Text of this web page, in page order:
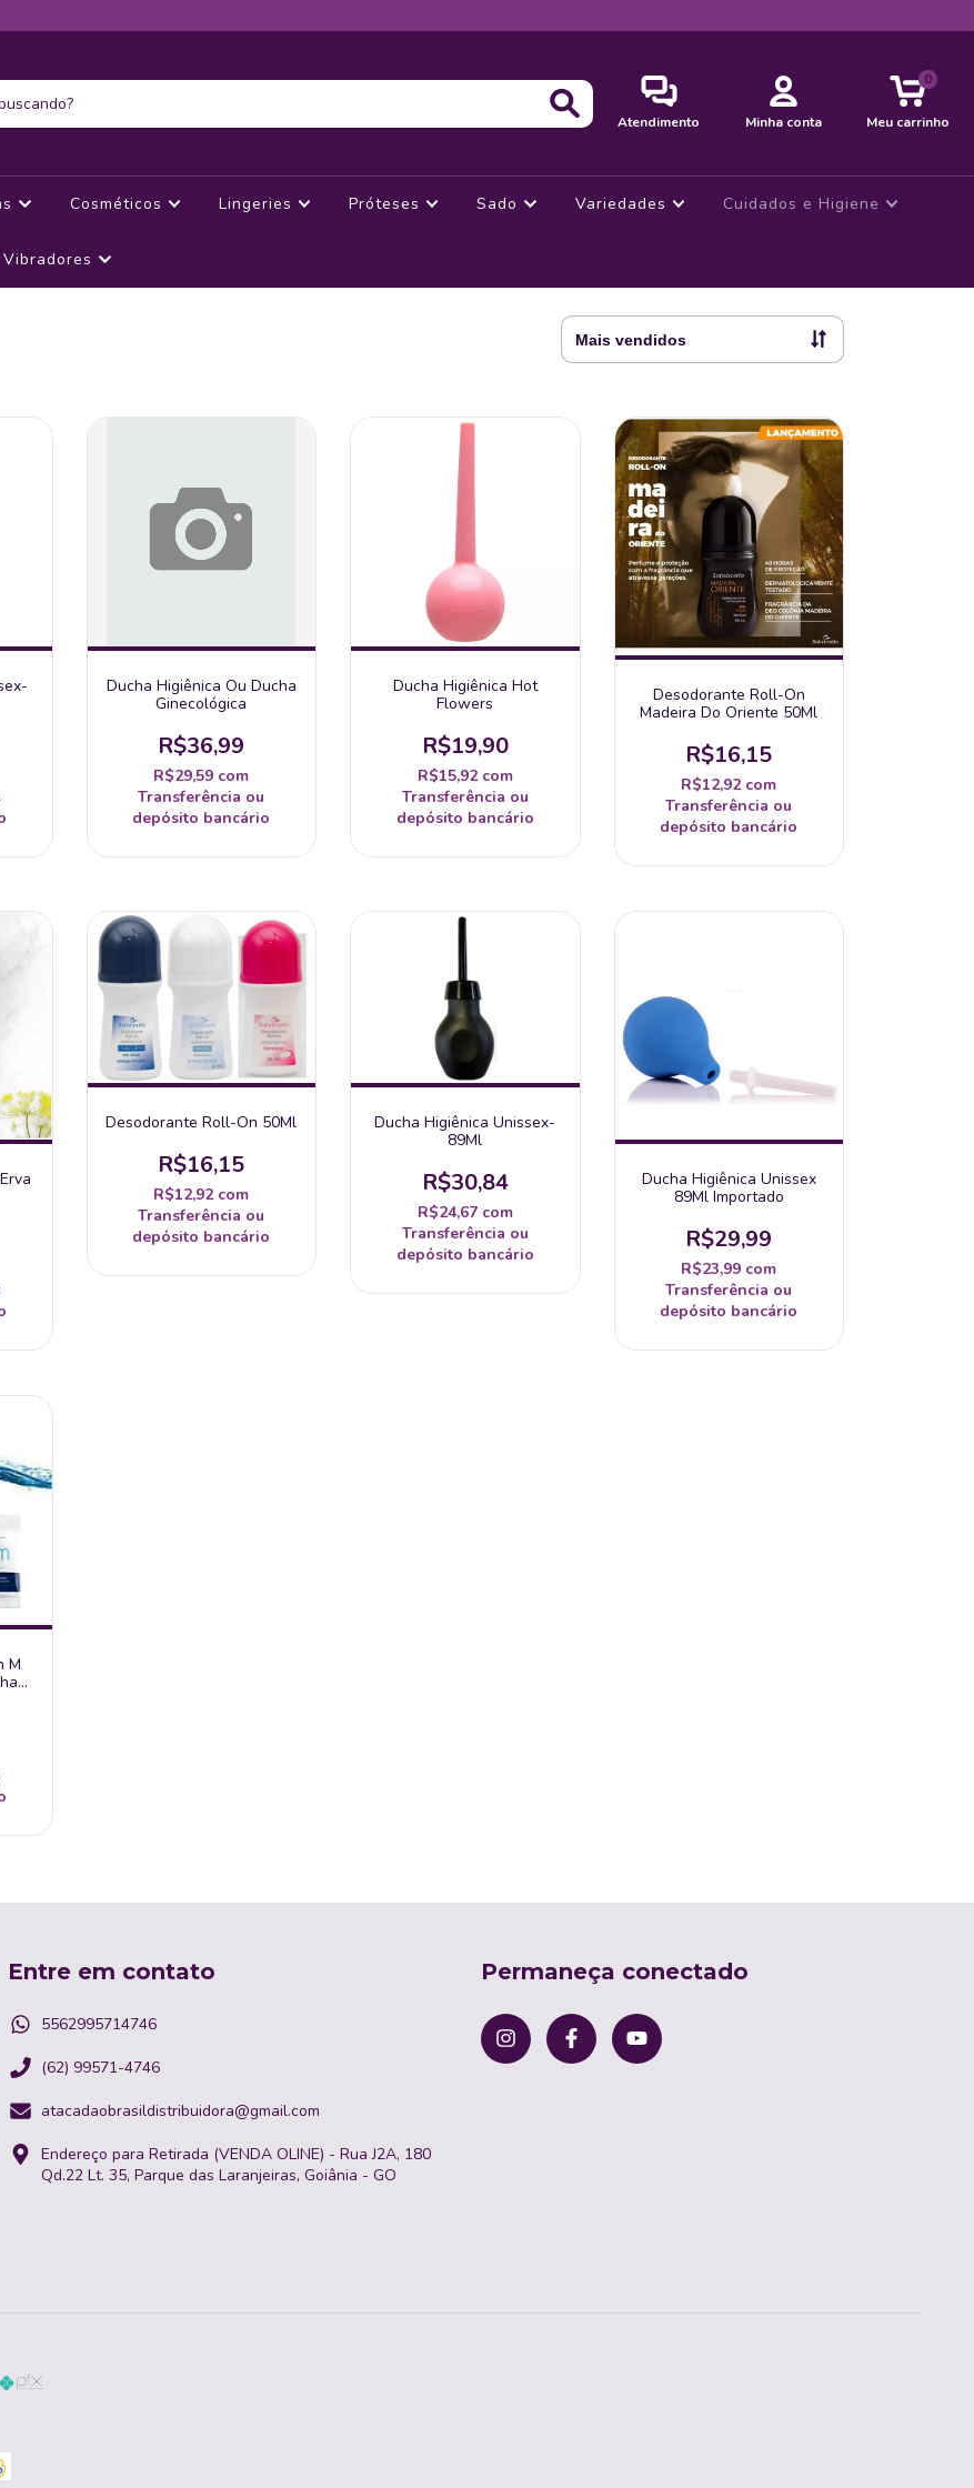
Atendimento Minha conta Meu carrinho
0
Cosméticos Lingeries Próteses Sado Variedades Cuidados e Higiene
Vibradores
Ducha Higiênica Ou Ducha
Ginecológica
R$36,99
R$29,59 com
Transferência ou
depósito bancário
Ducha Higiênica Hot
Flowers
R$19,90
R$15,92 com
Transferência ou
depósito bancário
Desodorante Roll-On
Madeira Do Oriente 50Ml
R$16,15
R$12,92 com
Transferência ou
depósito bancário
Desodorante Roll-On 50Ml
R$16,15
R$12,92 com
Transferência ou
depósito bancário
Ducha Higiênica Unissex-
89Ml
R$30,84
R$24,67 com
Transferência ou
depósito bancário
Ducha Higiênica Unissex
89Ml Importado
R$29,99
R$23,99 com
Transferência ou
depósito bancário
M
Entre em contato
5562995714746
(62) 99571-4746
atacadaobrasildistribuidora@gmail.com
Endereço para Retirada (VENDA OLINE) - Rua J2A, 180
Qd.22 Lt. 35, Parque das Laranjeiras, Goiânia - GO
Permaneça conectado